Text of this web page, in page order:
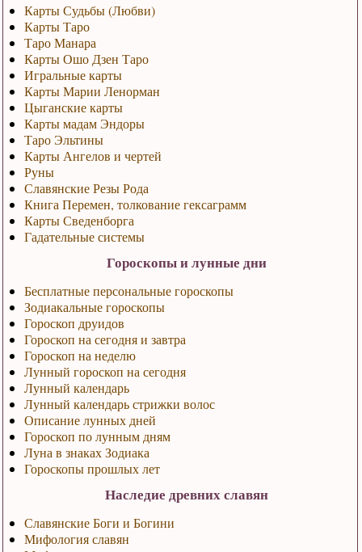
Карты Судьбы (Любви)
Карты Таро
Таро Манара
Карты Ошо Дзен Таро
Игральные карты
Карты Марии Ленорман
Цыганские карты
Карты мадам Эндоры
Таро Эльтины
Карты Ангелов и чертей
Руны
Славянские Резы Рода
Книга Перемен, толкование гексаграмм
Карты Сведенборга
Гадательные системы
Гороскопы и лунные дни
Бесплатные персональные гороскопы
Зодиакальные гороскопы
Гороскоп друидов
Гороскоп на сегодня и завтра
Гороскоп на неделю
Лунный гороскоп на сегодня
Лунный календарь
Лунный календарь стрижки волос
Описание лунных дней
Гороскоп по лунным дням
Луна в знаках Зодиака
Гороскопы прошлых лет
Наследие древних славян
Славянские Боги и Богини
Мифология славян